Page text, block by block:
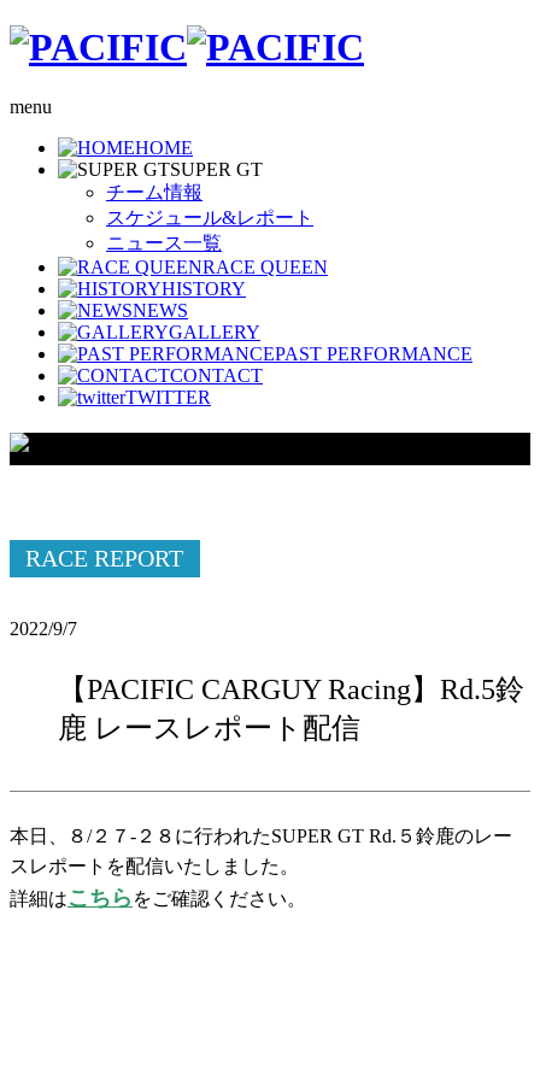
menu
HOME
SUPER GT
チーム情報
スケジュール&レポート
ニュース一覧
RACE QUEEN
HISTORY
NEWS
GALLERY
PAST PERFORMANCE
CONTACT
TWITTER
RACE REPORT
2022/9/7
【PACIFIC CARGUY Racing】Rd.5鈴
鹿 レースレポート配信
本日、８/２７-２８に行われたSUPER GT Rd.５鈴鹿のレー
スレポートを配信いたしました。
詳細はこち ら をご確認ください。